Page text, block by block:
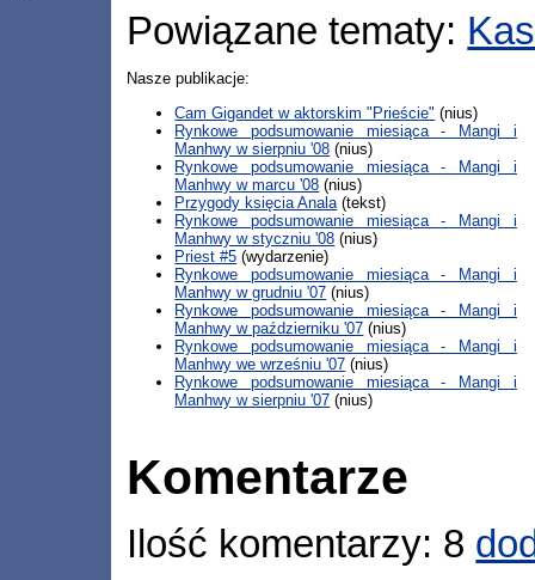
Powiązane tematy:
Nasze publikacje:
Cam Gigandet w aktorskim "Prieście" (nius)
Rynkowe podsumowanie miesiąca - Mangi i
Manhwy w sierpniu '08 (nius)
Rynkowe podsumowanie miesiąca - Mangi i
Manhwy w marcu '08 (nius)
Przygody księcia Anala (tekst)
Rynkowe podsumowanie miesiąca - Mangi i
Manhwy w styczniu '08 (nius)
Priest #5 (wydarzenie)
Rynkowe podsumowanie miesiąca - Mangi i
Manhwy w grudniu '07 (nius)
Rynkowe podsumowanie miesiąca - Mangi i
Manhwy w październiku '07 (nius)
Rynkowe podsumowanie miesiąca - Mangi i
Manhwy we wrześniu '07 (nius)
Rynkowe podsumowanie miesiąca - Mangi i
Manhwy w sierpniu '07 (nius)
Komentarze
Ilość komentarzy: 8